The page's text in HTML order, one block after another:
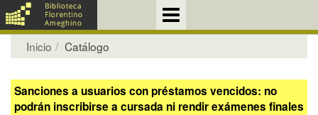
Inicio Catálogo
Sanciones a usuarios con préstamos vencidos: no
podrán inscribirse a cursada ni rendir exámenes finales